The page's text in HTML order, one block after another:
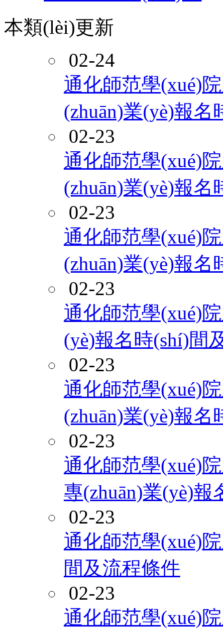
本類(lèi)更新
02-24
通化師范學(xué)
(zhuān)業(yè)報
02-23
通化師范學(xué)
(zhuān)業(yè)報
02-23
通化師范學(xué)
(zhuān)業(yè)報
02-23
通化師范學(xué)
(yè)報名時(shí)間
02-23
通化師范學(xué)
(zhuān)業(yè)報
02-23
通化師范學(xué)
專(zhuān)業(yè)
02-23
通化師范學(xué)
間及流程條件
02-23
通化師范學(xué)